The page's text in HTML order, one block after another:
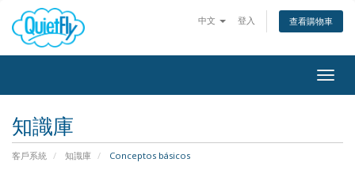
中文 登入 查看購物車
知識庫
客戶系統 知識庫 Conceptos básicos